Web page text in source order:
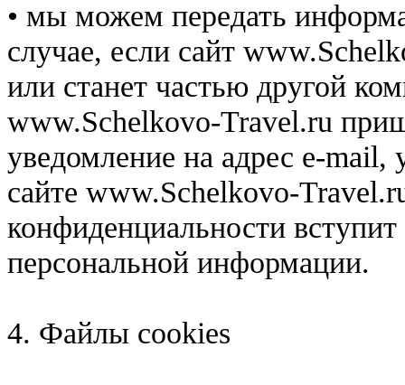
• мы можем передать
случае, если сайт
или станет частью другой
www.Schelkovo-Travel.ru
уведомление на адрес e-
сайте www.Schelkovo-
конфиденциальности
персональной информации.
4. Файлы сookies